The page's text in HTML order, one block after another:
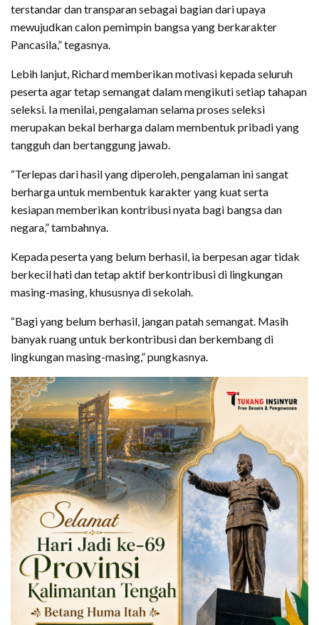
terstandar dan transparan sebagai bagian dari upaya
mewujudkan calon pemimpin bangsa yang berkarakter
Pancasila,” tegasnya.
Lebih lanjut, Richard memberikan motivasi kepada seluruh
peserta agar tetap semangat dalam mengikuti setiap tahapan
seleksi. Ia menilai, pengalaman selama proses seleksi
merupakan bekal berharga dalam membentuk pribadi yang
tangguh dan bertanggung jawab.
“Terlepas dari hasil yang diperoleh, pengalaman ini sangat
berharga untuk membentuk karakter yang kuat serta
kesiapan memberikan kontribusi nyata bagi bangsa dan
negara,” tambahnya.
Kepada peserta yang belum berhasil, ia berpesan agar tidak
berkecil hati dan tetap aktif berkontribusi di lingkungan
masing-masing, khususnya di sekolah.
“Bagi yang belum berhasil, jangan patah semangat. Masih
banyak ruang untuk berkontribusi dan berkembang di
lingkungan masing-masing,” pungkasnya.